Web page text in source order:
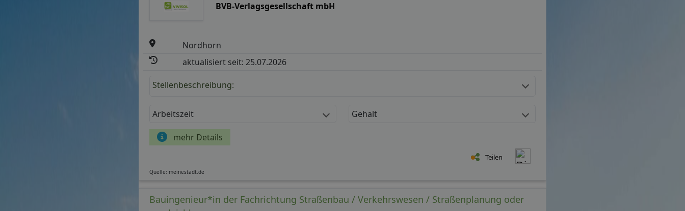
BVB-Verlagsgesellschaft mbH
Nordhorn
aktualisiert seit: 25.07.2026
Stellenbeschreibung:
Arbeitszeit Gehalt
mehr Details
Teilen
Quelle: meinestadt.de
Bauingenieur*in der Fachrichtung Straßenbau / Verkehrswesen / Straßenplanung oder